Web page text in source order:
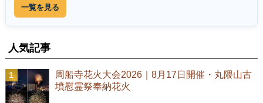
一覧を見る
人気記事
周船寺花火大会2026｜8月17日開催・丸隈山古
墳慰霊祭奉納花火